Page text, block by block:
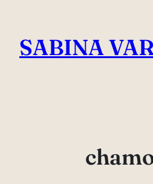
content
SABINA